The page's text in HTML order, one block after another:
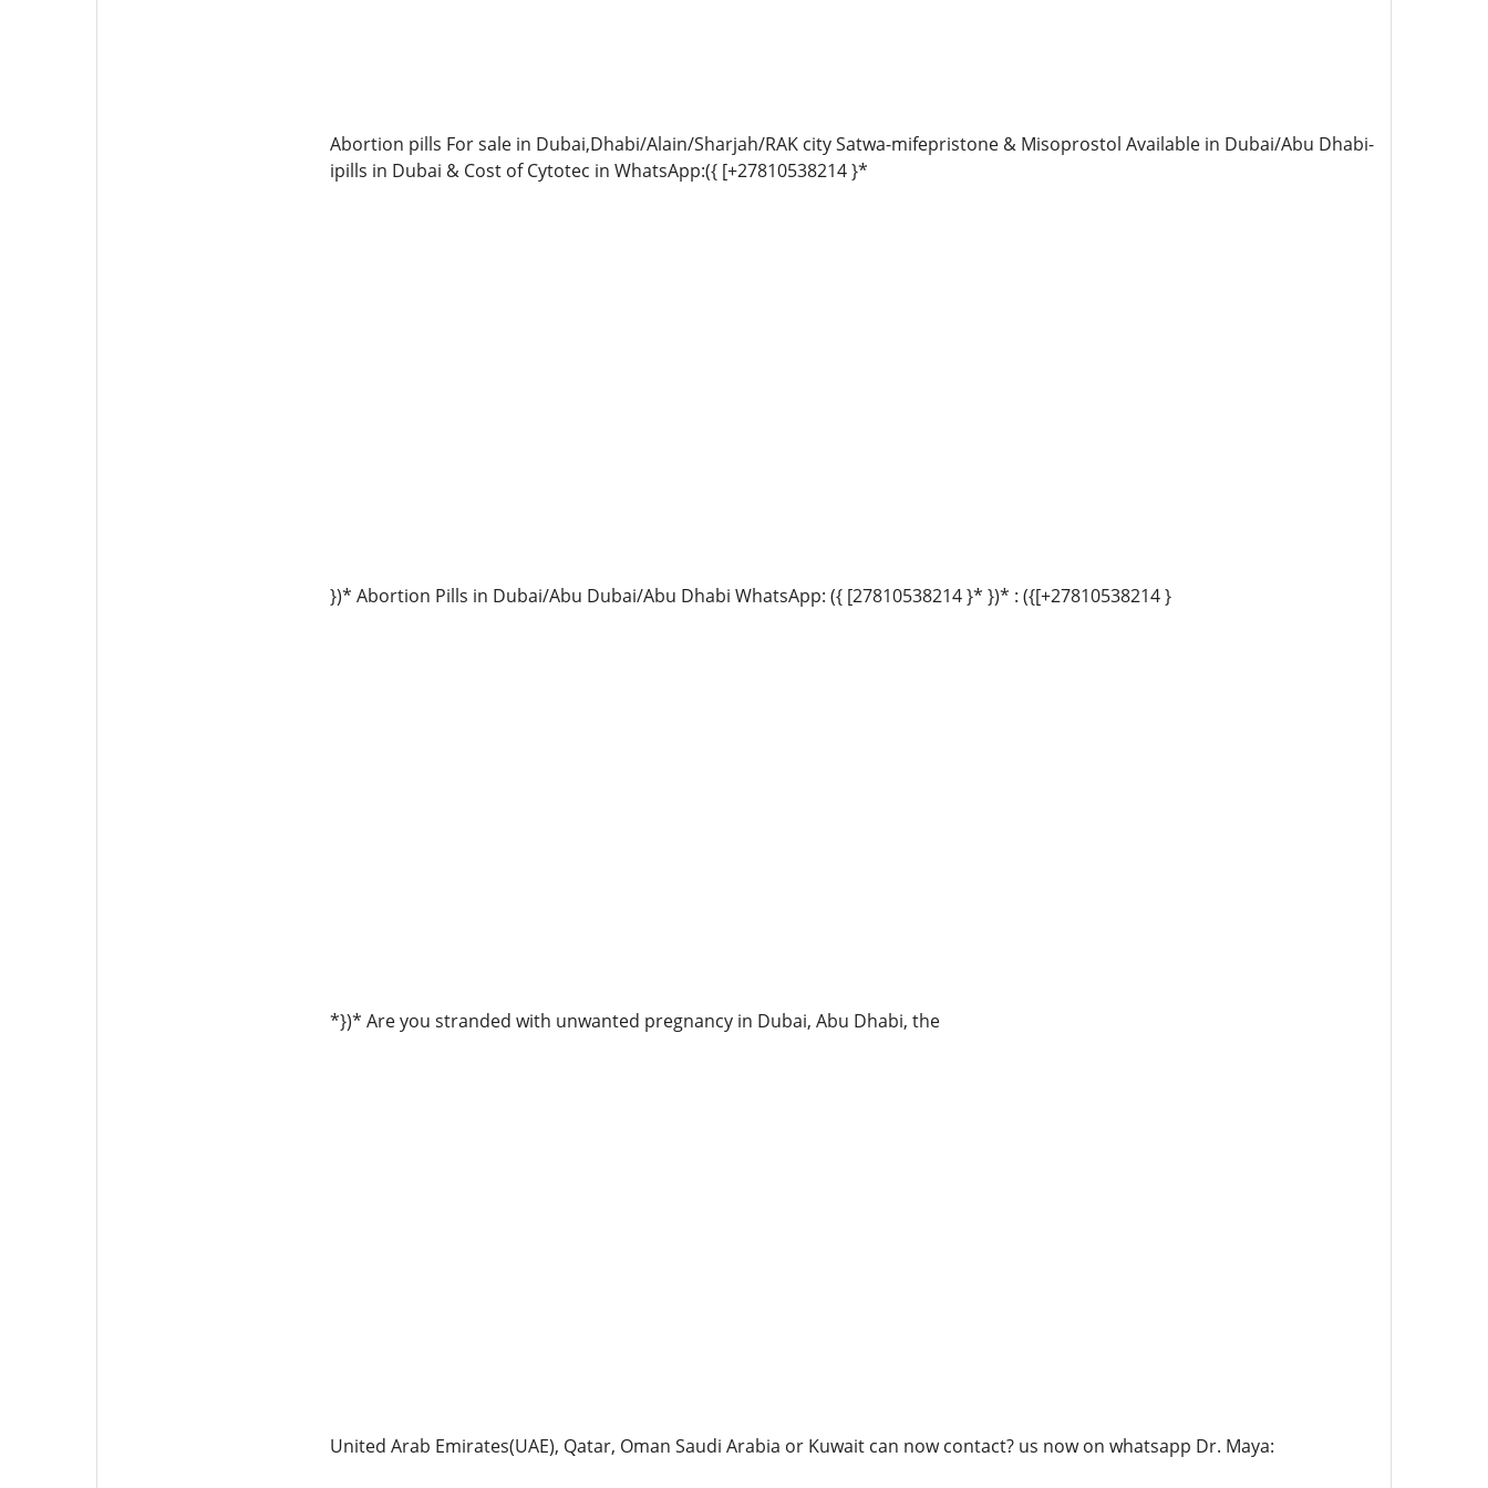
Abortion pills For sale in Dubai,Dhabi/Alain/Sharjah/RAK city ​​Satwa-mifepristone & Misoprostol Available in Dubai/Abu Dhabi-
ipills in Dubai & Cost of Cytotec in WhatsApp:({ [+27810538214 }*
})* Abortion Pills in Dubai/Abu Dubai/Abu Dhabi WhatsApp: ({ [27810538214 }* })* : ({[+27810538214 }
*})* Are you stranded with unwanted pregnancy in Dubai, Abu Dhabi, the
United Arab Emirates(UAE), Qatar, Oman Saudi Arabia or Kuwait can now contact? us now on whatsapp Dr. Maya: